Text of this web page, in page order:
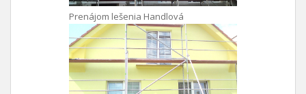
Prenájom lešenia Handlová